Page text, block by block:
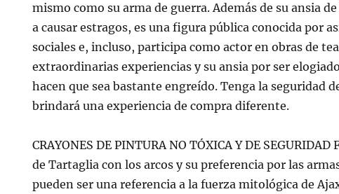
mismo como su arma de guerra. Además de su ansia
a causar estragos, es una figura pública conocida por
sociales e, incluso, participa como actor en obras de
extraordinarias experiencias y su ansia por ser
hacen que sea bastante engreído. Tenga la seguridad
brindará una experiencia de compra diferente.
CRAYONES DE PINTURA NO TÓXICA Y DE
de Tartaglia con los arcos y su preferencia por las
pueden ser una referencia a la fuerza mitológica de